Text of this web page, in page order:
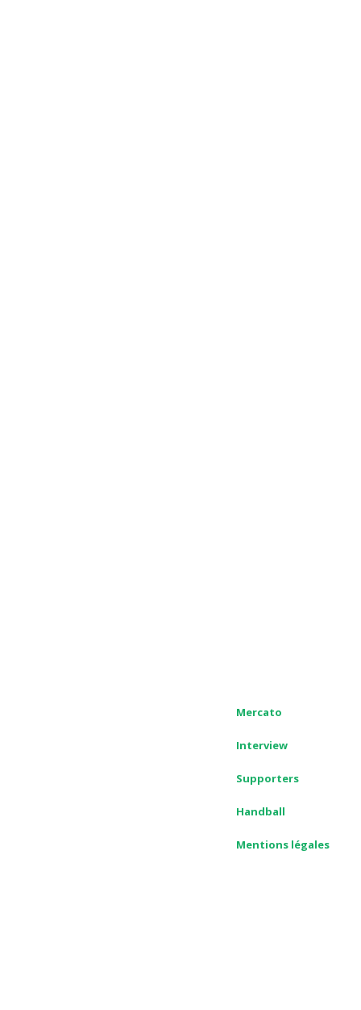
Mercato
Interview
Supporters
Handball
Mentions légales